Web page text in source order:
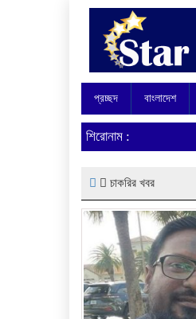
প্রচ্ছদ বাংলাদেশ
শিরোনাম :
চাকরির খবর